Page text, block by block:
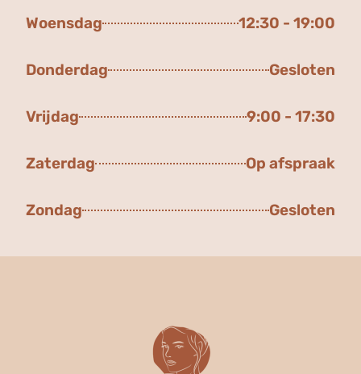
Woensdag 12:30 - 19:00
Donderdag Gesloten
Vrijdag 9:00 - 17:30
Zaterdag Op afspraak
Zondag Gesloten